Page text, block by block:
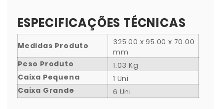
ESPECIFICAÇÕES TÉCNICAS
Medidas Produto
325.00 x 95.00 x 70.00
mm
Peso Produto
1.03 Kg
Caixa Pequena
1 Uni
Caixa Grande
6 Uni